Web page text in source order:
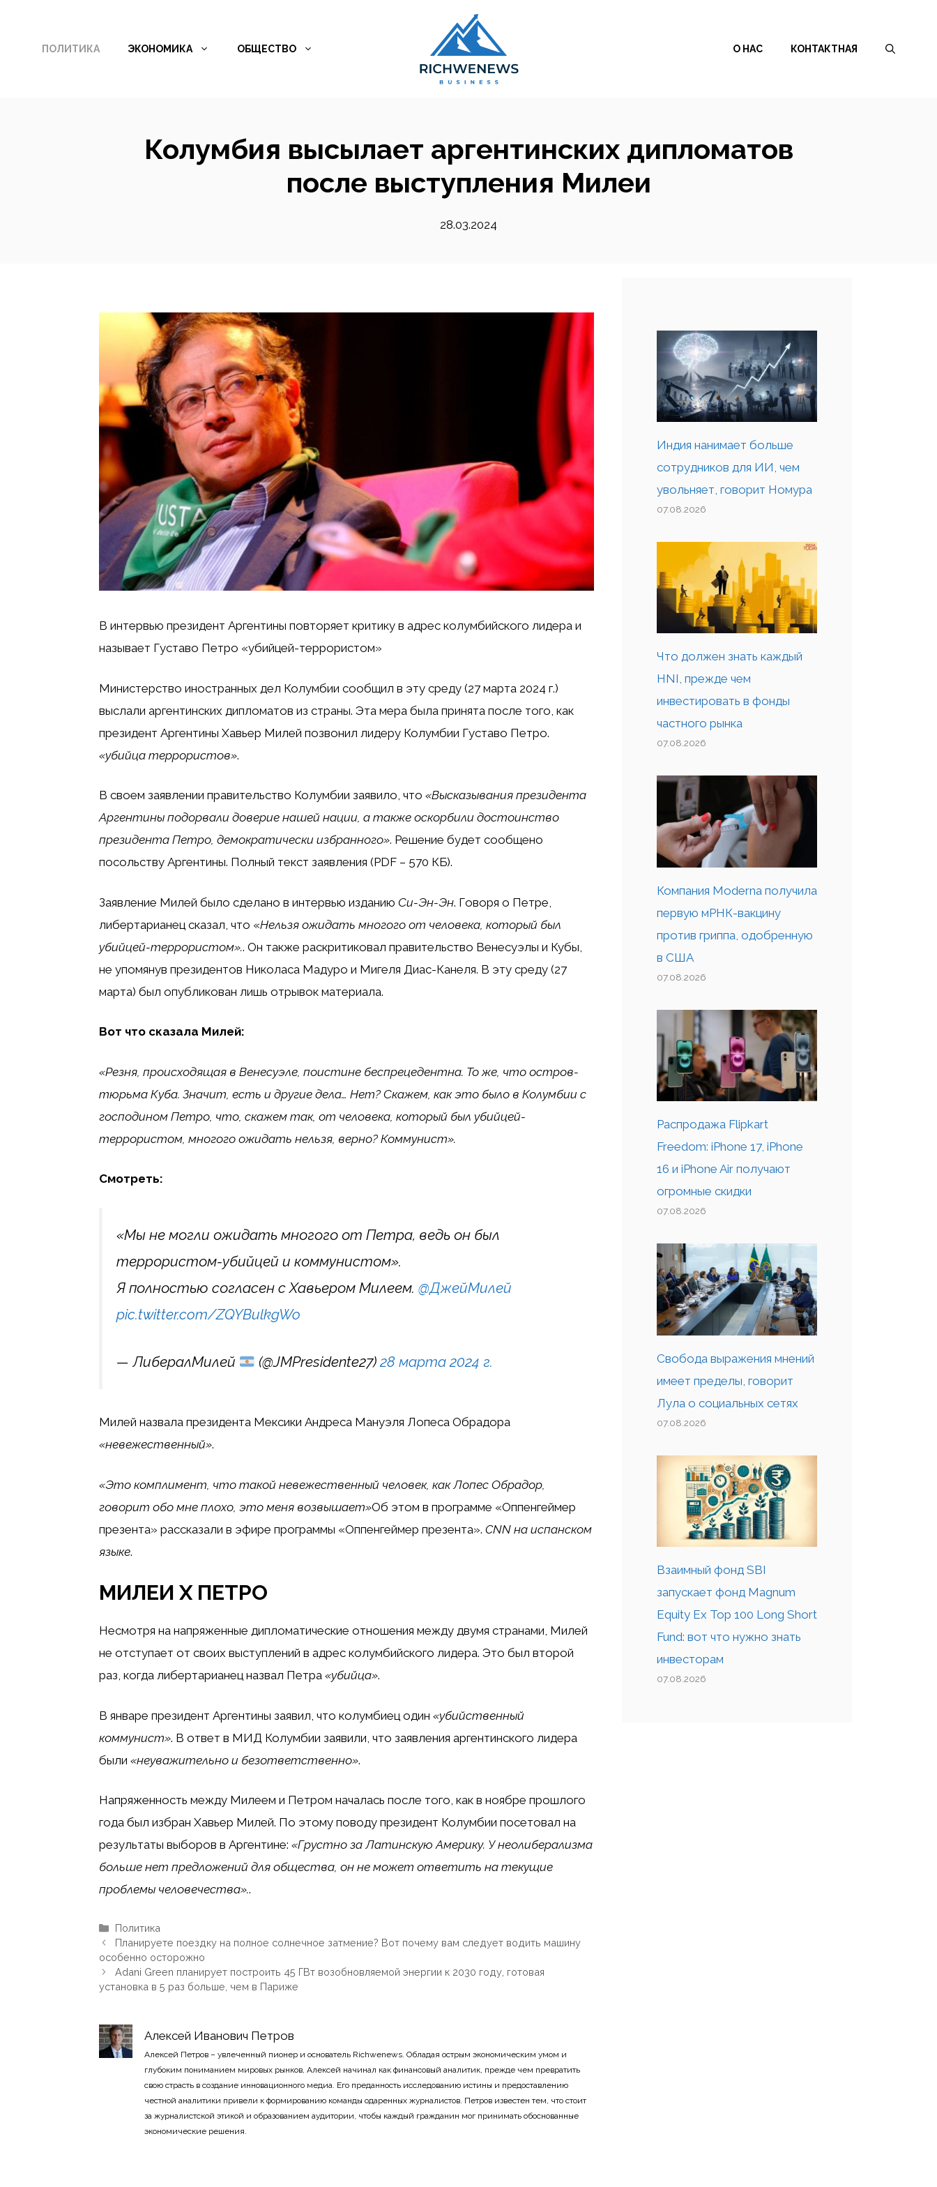
содержимому
ПОЛИТИКА ЭКОНОМИКА ОБЩЕСТВО О НАС КОНТАКТНАЯ
Колумбия высылает аргентинских дипломатов
после выступления Милеи
28.03.2024
В интервью президент Аргентины повторяет критику в адрес колумбийского лидера и
называет Густаво Петро «убийцей-террористом»
Министерство иностранных дел Колумбии сообщил в эту среду (27 марта 2024 г.)
выслали аргентинских дипломатов из страны. Эта мера была принята после того, как
президент Аргентины Хавьер Милей позвонил лидеру Колумбии Густаво Петро.
«убийца террористов».
В своем заявлении правительство Колумбии заявило, что «Высказывания президента
Аргентины подорвали доверие нашей нации, а также оскорбили достоинство
президента Петро, ​​демократически избранного». Решение будет сообщено
посольству Аргентины. Полный текст заявления (PDF – 570 КБ).
Заявление Милей было сделано в интервью изданию Си-Эн-Эн. Говоря о Петре,
либертарианец сказал, что «Нельзя ожидать многого от человека, который был
убийцей-террористом».. Он также раскритиковал правительство Венесуэлы и Кубы,
не упомянув президентов Николаса Мадуро и Мигеля Диас-Канеля. В эту среду (27
марта) был опубликован лишь отрывок материала.
Вот что сказала Милей:
«Резня, происходящая в Венесуэле, поистине беспрецедентна. То же, что остров-
тюрьма Куба. Значит, есть и другие дела… Нет? Скажем, как это было в Колумбии с
господином Петро, ​​что, скажем так, от человека, который был убийцей-
террористом, многого ожидать нельзя, верно? Коммунист».
Смотреть:
«Мы не могли ожидать многого от Петра, ведь он был
террористом-убийцей и коммунистом».
Я полностью согласен с Хавьером Милеем. @ДжейМилей
pic.twitter.com/ZQYBulkgWo
— ЛибералМилей (@JMPresidente27)28 марта 2024 г.
Милей назвала президента Мексики Андреса Мануэля Лопеса Обрадора
«невежественный».
«Это комплимент, что такой невежественный человек, как Лопес Обрадор,
говорит обо мне плохо, это меня возвышает»Об этом в программе «Оппенгеймер
презента» рассказали в эфире программы «Оппенгеймер презента». CNN на испанском
языке.
МИЛЕИ Х ПЕТРО
Несмотря на напряженные дипломатические отношения между двумя странами, Милей
не отступает от своих выступлений в адрес колумбийского лидера. Это был второй
раз, когда либертарианец назвал Петра «убийца».
В январе президент Аргентины заявил, что колумбиец один «убийственный
коммунист». В ответ в МИД Колумбии заявили, что заявления аргентинского лидера
были «неуважительно и безответственно».
Напряженность между Милеем и Петром началась после того, как в ноябре прошлого
года был избран Хавьер Милей. По этому поводу президент Колумбии посетовал на
результаты выборов в Аргентине: «Грустно за Латинскую Америку. У неолиберализма
больше нет предложений для общества, он не может ответить на текущие
проблемы человечества»..
Рубрики
Политика
Планируете поездку на полное солнечное затмение? Вот почему вам следует водить машину
особенно осторожно
Adani Green планирует построить 45 ГВт возобновляемой энергии к 2030 году, готовая
установка в 5 раз больше, чем в Париже
Алексей Иванович Петров
Алексей Петров – увлеченный пионер и основатель Richwenews. Обладая острым экономическим умом и
глубоким пониманием мировых рынков, Алексей начинал как финансовый аналитик, прежде чем превратить
свою страсть в создание инновационного медиа. Его преданность исследованию истины и предоставлению
честной аналитики привели к формированию команды одаренных журналистов. Петров известен тем, что стоит
за журналистской этикой и образованием аудитории, чтобы каждый гражданин мог принимать обоснованные
экономические решения.
Индия нанимает больше
сотрудников для ИИ, чем
увольняет, говорит Номура
07.08.2026
Что должен знать каждый
HNI, прежде чем
инвестировать в фонды
частного рынка
07.08.2026
Компания Moderna получила
первую мРНК-вакцину
против гриппа, одобренную
в США
07.08.2026
Распродажа Flipkart
Freedom: iPhone 17, iPhone
16 и iPhone Air получают
огромные скидки
07.08.2026
Свобода выражения мнений
имеет пределы, говорит
Лула о социальных сетях
07.08.2026
Взаимный фонд SBI
запускает фонд Magnum
Equity Ex Top 100 Long Short
Fund: вот что нужно знать
инвесторам
07.08.2026